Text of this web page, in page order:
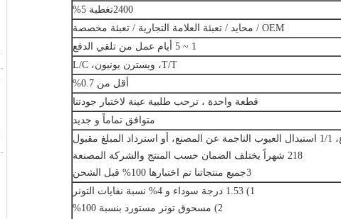
2400تغطية 5%
OEM / محايد / تعبئة العلامة التجارية / تعبئة مخصصة
1 ~ 5 أيام عمل من تلقي الدفع
T/T، ويسترن يونيون، L/C
أقل من 0.7%
قطعة واحدة ، ترحب طلبية عينة لاختبار جودتنا
متوافق تماماً و جديد
218 شهراً يختلف الضمان حسب المنتج والشركة المصنعة
3جميع منتجاتنا تم اختبارها 100% قبل الشحن
1) 1.53 درجة سوداء و 4% نسبة نفايات التونر
2) مسحوق تونر مستورد بنسبة 100%